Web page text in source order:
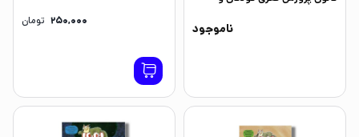
ناموجود
250,000 تومان